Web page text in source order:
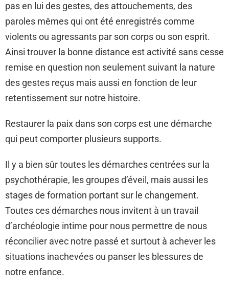
pas en lui des gestes, des attouchements, des
paroles mêmes qui ont été enregistrés comme
violents ou agressants par son corps ou son esprit.
Ainsi trouver la bonne distance est activité sans cesse
remise en question non seulement suivant la nature
des gestes reçus mais aussi en fonction de leur
retentissement sur notre histoire.
Restaurer la paix dans son corps est une démarche
qui peut comporter plusieurs supports.
Il y a bien sûr toutes les démarches centrées sur la
psychothérapie, les groupes d’éveil, mais aussi les
stages de formation portant sur le changement.
Toutes ces démarches nous invitent à un travail
d’archéologie intime pour nous permettre de nous
réconcilier avec notre passé et surtout à achever les
situations inachevées ou panser les blessures de
notre enfance.